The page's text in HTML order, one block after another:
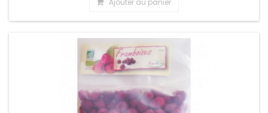
Ajouter au panier